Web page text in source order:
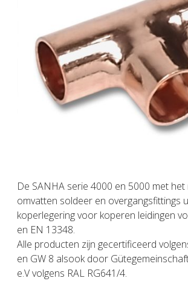
De SANHA serie 4000 en 5000 met het
omvatten soldeer en overgangsfittings
koperlegering voor koperen leidingen
en EN 13348.
Alle producten zijn gecertificeerd
en GW 8 alsook door
e.V volgens RAL RG641/4.